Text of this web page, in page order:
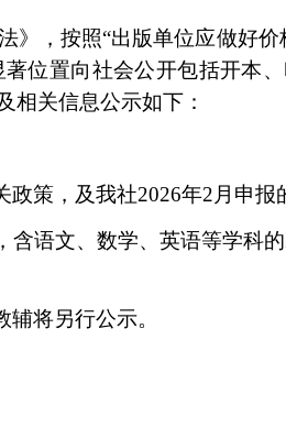
》，按照“出版单位应做好
位置向社会公开包括开本
相关信息公示如下：
政策，及我社2026年2月 申报
含语文、数学、英语等学科的
将另行公示。